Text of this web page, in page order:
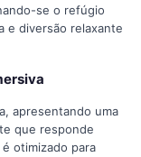
se o refúgio
e diversão relaxante
apresentando uma
que responde
otimizado para